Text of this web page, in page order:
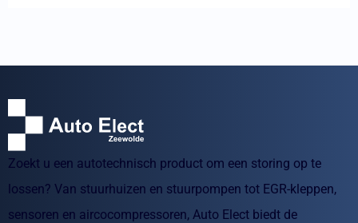
Zoekt u een autotechnisch product om een storing op te
lossen? Van stuurhuizen en stuurpompen tot EGR-kleppen,
sensoren en aircocompressoren, Auto Elect biedt de